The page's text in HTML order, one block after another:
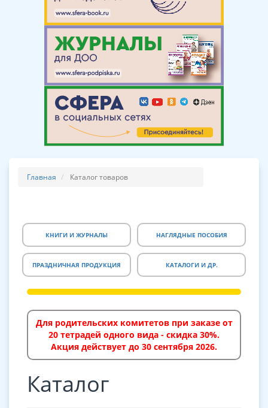
Главная Каталог товаров
КНИГИ И ЖУРНАЛЫ НАГЛЯДНЫЕ ПОСОБИЯ
ПРАЗДНИЧНАЯ ПРОДУКЦИЯ КАТАЛОГИ И ДР.
Для родительских комитетов при заказе от
20 тетрадей одного вида - скидка 30%.
Акция действует до 30 сентября 2026.
Каталог